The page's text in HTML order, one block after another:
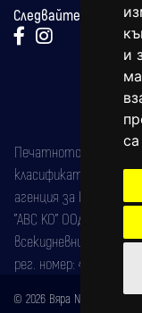
и
Следвайте ни:
Печатното издание
класификатор на
агенция за ISSN) под
"АВС КО" ООД е
всекидневник на
рег. номер: 47857/
© 2026 Вяра News Всички